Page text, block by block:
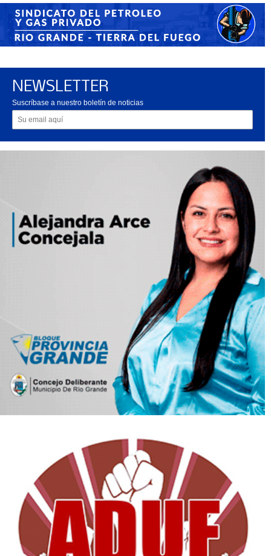
NEWSLETTER
Suscríbase a nuestro boletín de noticias